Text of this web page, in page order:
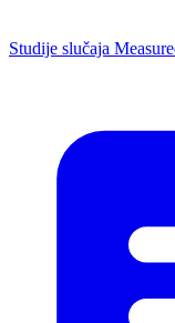
Studije slučaja